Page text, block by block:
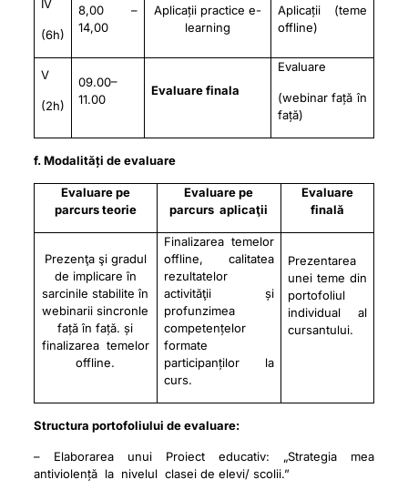
IV
(6h)
8,00 –
14,00
Aplicații practice e-
learning
Aplicații (teme
offline)
V
(2h)
09.00–
11.00
Evaluare finala
Evaluare
(webinar față în
față)
f. Modalități de evaluare
Evaluare pe
parcurs teorie
Evaluare pe
parcurs aplicaţii
Evaluare
finală
Prezenţa şi gradul
de implicare în
sarcinile stabilite în
webinarii sincronle
față în față. și
finalizarea temelor
offline.
Finalizarea temelor
offline, calitatea
rezultatelor
activităţii și
profunzimea
competențelor
formate
participanților la
curs.
Prezentarea
unei teme din
portofoliul
individual al
cursantului.
Structura portofoliului de evaluare:
– Elaborareaunui Proiect educativ: „Strategia mea
antiviolență la nivelul clasei de elevi/ scolii.”